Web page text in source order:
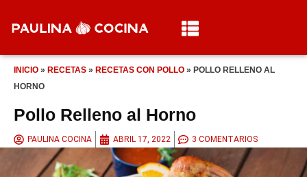
INICIO » RECETAS » RECETAS CON POLLO » POLLO RELLENO AL
HORNO
Pollo Relleno al Horno
PAULINA COCINA ABRIL 17, 2022 3 COMENTARIOS